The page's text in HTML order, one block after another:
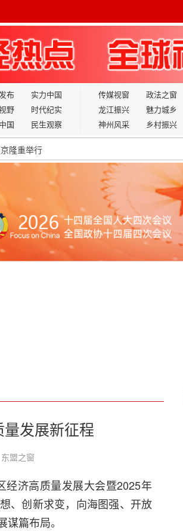
布
实力中国
野
时代纪实
国 民生观察
传媒视窗 政法之窗
龙江振兴
魅力城乡
神州风采
乡村振兴
隆重举行
国的一把“金钥匙”
发展新征程
盟之窗
经济高质量发展大会暨2025年
、创新求变，向海图强、开放
篇布局。